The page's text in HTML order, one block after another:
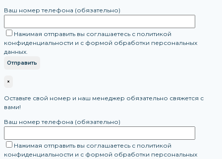
Ваш номер телефона (обязательно)
Нажимая отправить вы соглашаетесь с политикой
конфиденциальности и с формой обработки персональных
данных.
×
Оставьте свой номер и наш менеджер обязательно свяжется с
вами!
Ваш номер телефона (обязательно)
Нажимая отправить вы соглашаетесь с политикой
конфиденциальности и с формой обработки персональных